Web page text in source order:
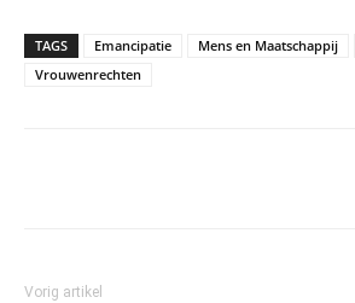
TAGS Emancipatie Mens en Maatschappij
Vrouwenrechten
Vorig artikel